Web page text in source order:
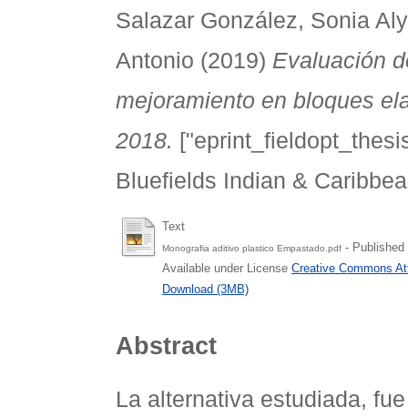
Salazar González, Sonia
Antonio (2019) Evaluación
mejoramiento en bloques
2018.
Bluefields Indian &
Text
Monografia aditivo plastico Empastado.pdf - Published
Available under License Creative Commons
Download (3MB)
Abstract
La alternativa estudiada,